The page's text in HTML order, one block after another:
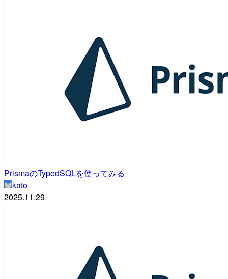
PrismaのTypedSQLを使ってみる
kato
2025.11.29